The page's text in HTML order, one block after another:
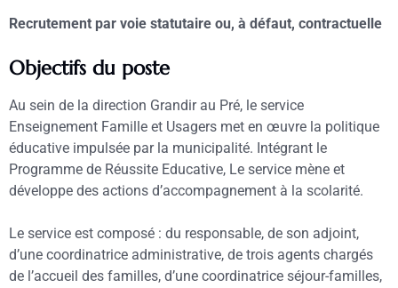
Recrutement par voie statutaire ou, à défaut, contractuelle
Objectifs du poste
Au sein de la direction Grandir au Pré, le service
Enseignement Famille et Usagers met en œuvre la politique
éducative impulsée par la municipalité. Intégrant le
Programme de Réussite Educative, Le service mène et
développe des actions d’accompagnement à la scolarité.
Le service est composé : du responsable, de son adjoint,
d’une coordinatrice administrative, de trois agents chargés
de l’accueil des familles, d’une coordinatrice séjour-familles,